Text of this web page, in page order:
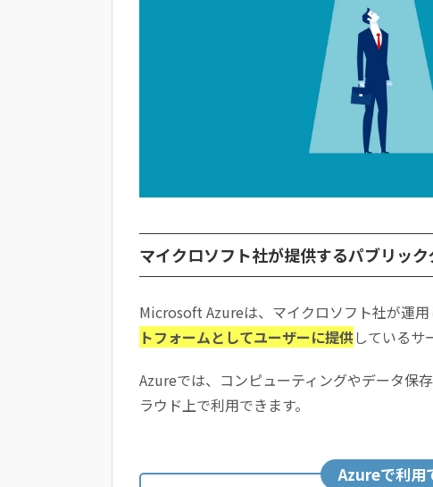
Microsoft Azureがおすすめの企業
マイクロソフト製品のライセンスを所持し
高い可用性・拡張性を必要とするWebサー
個人情報などの機密事項を取り扱う企業
Azureへ移行する流れ
Azure （Microsoft）とAWS（Amazon
AWS
Azureステータス
AzureServiceHealth
Azureクラウドの認定資格とは？
Azure認定資格を取得するメリット
​​​​​​Microsoft Azureに関するよくある質問
まとめ
マイクロソフト社が提供するパブリッ
Microsoft Azureは、マイクロソフト社が運用
トフォームとしてユーザーに提供しているサ
Azureでは、コンピューティングやデータ保
ラウド上で利用できます。
Azureで利用